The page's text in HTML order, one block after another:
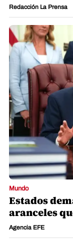
Redacción La Prensa
Mundo
Estados
aranceles
Agencia EFE